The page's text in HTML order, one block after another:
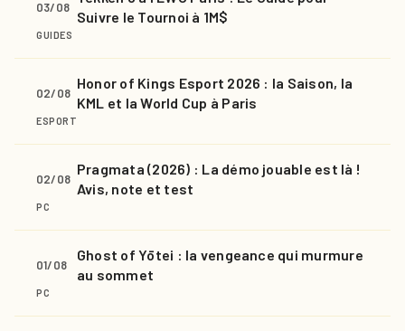
03/08
Suivre le Tournoi à 1M$
GUIDES
02/08
Honor of Kings Esport 2026 : la Saison, la
KML et la World Cup à Paris
ESPORT
02/08
Pragmata (2026) : La démo jouable est là !
Avis, note et test
PC
01/08
Ghost of Yōtei : la vengeance qui murmure
au sommet
PC